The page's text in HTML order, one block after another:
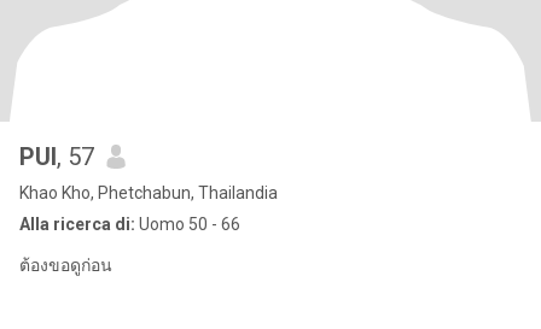
PUI, 57
Khao Kho, Phetchabun, Thailandia
Alla ricerca di: Uomo 50 - 66
ต้องขอดูก่อน